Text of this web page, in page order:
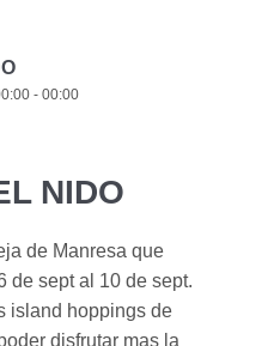
- 00:00
NIDO
de Manresa que
de sept al 10 de sept.
island hoppings de
disfrutar mas la